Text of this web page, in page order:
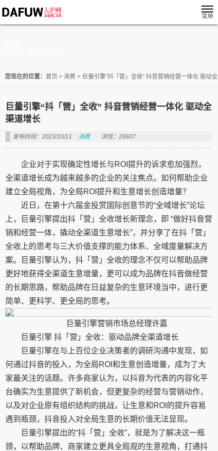
您现在的位置： 首页 > 消费 > 巨量引擎“抖「营」全收” 抖音营销经营一体化 驱动
巨量引擎“抖「营」全收” 抖音营销经营一体化 驱动全
渠道增长
发布时间：2023/10/11 消费 浏览：29607
企业对于实现确定性增长与ROI提升的诉求愈加强烈，
全渠道增长成为越来越多的企业的关注焦点。如何帮助企业
建立全局视角，为全局ROI提升和生意增长创造增量？
近日，在第十六届金投赏国际创意节的“全域增长”论坛
上，巨量引擎提出抖「营」全收增长新理念，即 “做好抖音营
销和经营一体，撬动全渠道生意增长”，并分享了在抖「营」
全收上的思考与三大价值支撑的能力体系、全域度量解决方
案。巨量引擎认为，抖「营」全收的理念不仅可以帮助品牌
更好地获得全渠道生意增量，更可以成为品牌在抖音做经营
的长期思路，帮助品牌在日益复杂的生意环境当中，进行更
简单、更科学、更全局的思考。
巨量引擎营销市场总经理许嘉
巨量引擎 抖「营」全收：驱动品牌全渠道增长
巨量引擎在与上百位企业决策者的调研沟通中发现，如
何通过抖音的投入，为全局ROI和生意创造增量，成为了大
家最关注的话题。许多商家认为，以抖音为代表的内容化平
台确实为生意提供了新机会，但更复杂的经营与营销动作，
以及对企业原有组织结构的挑战，让生意和ROI的提升容易
遇到瓶颈，抖音投入对全局生意的长期价值无法显现。
巨量引擎提出的“抖「营」全收”，就是为了解决这一瓶
颈，以帮助品牌、商家建立更具全局观的生意视角，打通抖